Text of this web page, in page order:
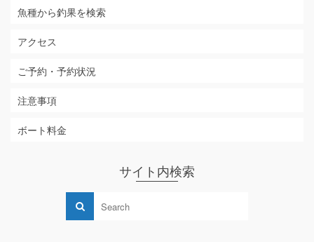
魚種から釣果を検索
アクセス
ご予約・予約状況
注意事項
ボート料金
サイト内検索